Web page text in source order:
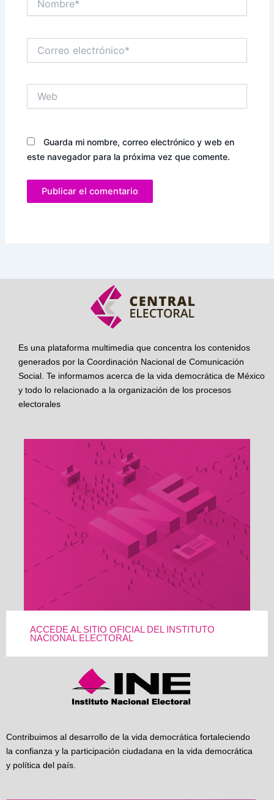
electrónico*
Guarda mi nombre, correo electrónico y web en
este navegador para la próxima vez que comente.
Es una plataforma multimedia que concentra los contenidos
generados por la Coordinación Nacional de Comunicación
Social. Te informamos acerca de la vida democrática de México
y todo lo relacionado a la organización de los procesos
electorales
ACCEDE AL SITIO OFICIAL DEL INSTITUTO
NACIONAL ELECTORAL
Contribuimos al desarrollo de la vida democrática fortaleciendo
la confianza y la participación ciudadana en la vida democrática
y política del país.